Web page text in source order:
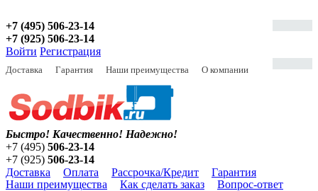
+7 (495) 506-23-14
+7 (925) 506-23-14
Войти Регистрация
Доставка Гарантия Наши преимущества О компании
Быстро! Качественно! Надежно!
+7 (495) 506-23-14
+7 (925) 506-23-14
Доставка
Оплата Рассрочка/Кредит
Гарантия
Наши преимущества
Как сделать заказ Вопрос-ответ